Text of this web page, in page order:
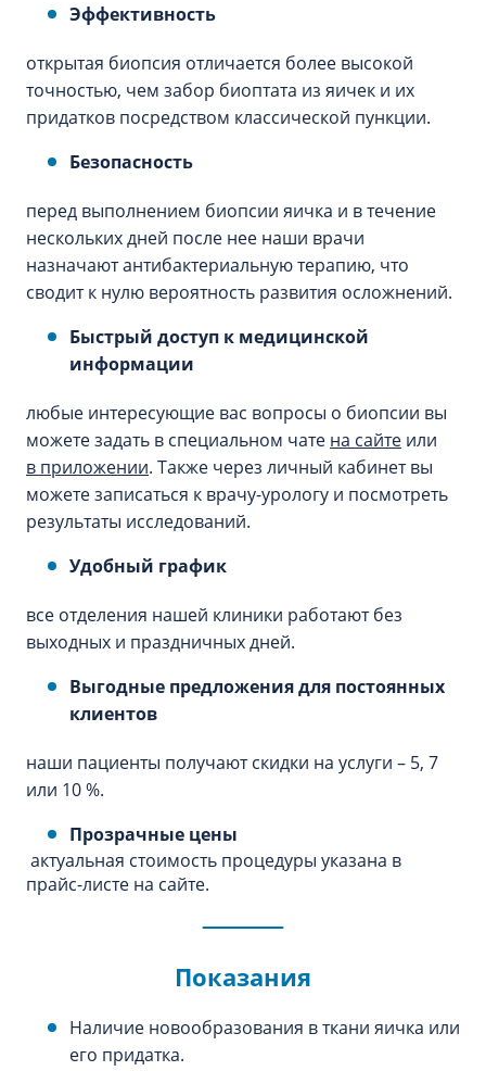
Эффективность
открытая биопсия отличается более высокой
точностью, чем забор биоптата из яичек и их
придатков посредством классической пункции.
Безопасность
перед выполнением биопсии яичка и в течение
нескольких дней после нее наши врачи
назначают антибактериальную терапию, что
сводит к нулю вероятность развития осложнений.
Быстрый доступ к медицинской
информации
любые интересующие вас вопросы о биопсии вы
можете задать в специальном чате на сайте или
в приложении. Также через личный кабинет вы
можете записаться к врачу-урологу и посмотреть
результаты исследований.
Удобный график
все отделения нашей клиники работают без
выходных и праздничных дней.
Выгодные предложения для постоянных
клиентов
наши пациенты получают скидки на услуги – 5, 7
или 10 %.
Прозрачные цены
актуальная стоимость процедуры указана в
прайс-листе на сайте.
Показания
Наличие новообразования в ткани яичка или
его придатка.